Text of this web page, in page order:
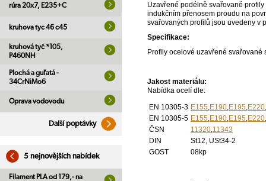
rúra 20x7, E235+C
kruhova tyc 46 c45
kruhová tyč *105,
P460NH
Plochá a guľatá -
34CrNiMo6
Oprava vodovodu
Další poptávky
5 nejnovějších nabídek
Filament PLA od 179,- na
Uzavřené podélně svařované
indukčním přenosem proudu na
svařovaných profilů jsou uvedeny v
Specifikace:
Profily ocelové uzavřené
Jakost materiálu:
Nabídka ocelí dle:
EN 10305-3 E155,E190,E195,E220,
EN 10305-5 E155,E190,E195,E220,
ČSN
11320,11343
DIN
St12, USt34-2
GOST
08kp